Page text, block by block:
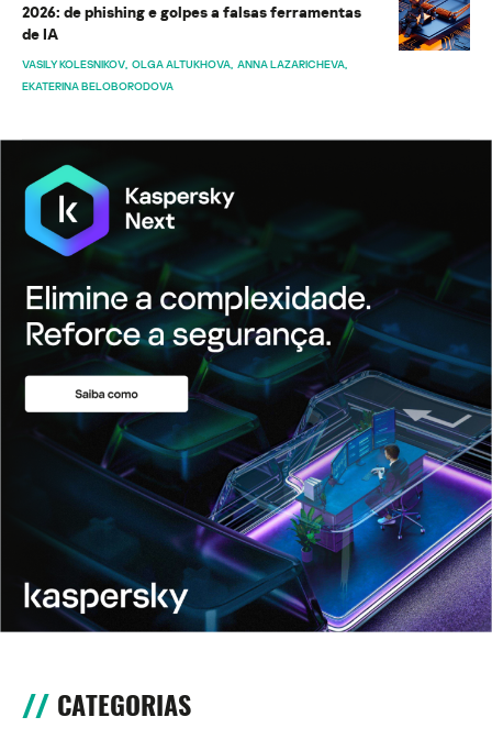
2026: de phishing e golpes a falsas ferramentas
de IA
VASILY KOLESNIKOV OLGA ALTUKHOVA ANNA LAZARICHEVA
EKATERINA BELOBORODOVA
CATEGORIAS